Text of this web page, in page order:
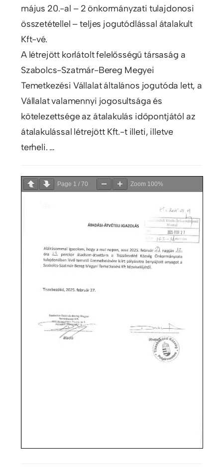
május 20.-al – 2 önkormányzati tulajdonosi
összetétellel – teljes jogutódlással átalakult
Kft-vé.
A létrejött korlátolt felelősségű társaság a
Szabolcs-Szatmár-Bereg Megyei
Temetkezési Vállalat általános jogutóda lett, a
Vállalat valamennyi jogosultsága és
kötelezettsége az átalakulás időpontjától az
átalakulással létrejött Kft.-t illeti, illetve
terheli. …
Page 1 / 70 Zoom 100%